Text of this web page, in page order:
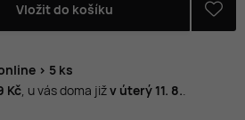
Vložit do košíku
> 5 ks
Kč, u vás doma jižv úterý 11. 8..